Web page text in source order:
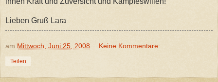
Lieben Gruß Lara
am Mittwoch, Juni 25, 2008 Keine Kommentare:
Teilen